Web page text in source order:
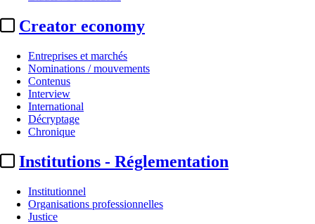
Creator economy
Entreprises et marchés
Nominations / mouvements
Contenus
Interview
International
Décryptage
Chronique
Institutions - Réglementation
Institutionnel
Organisations professionnelles
Justice